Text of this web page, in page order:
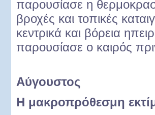
παρουσίασε η
βροχές και τοπικές
κεντρικά και βόρεια
παρουσίασε ο καιρός
Αύγουστος
Η μακροπρόθεσμη